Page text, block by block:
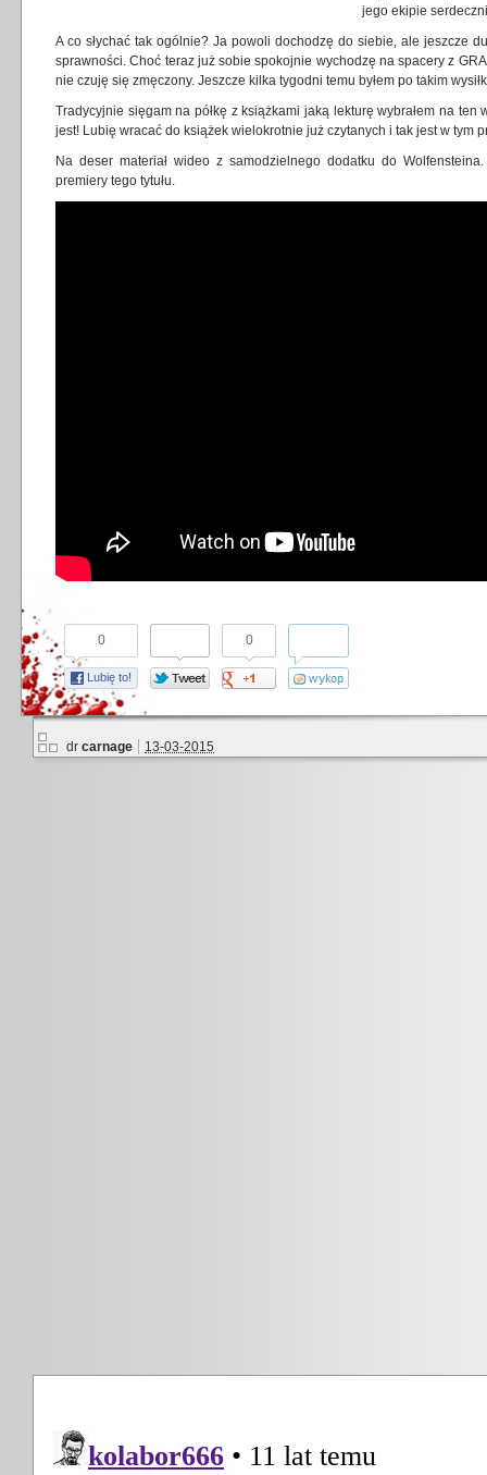
jego ekipie
A co słychać tak ogólnie? Ja powoli dochodzę do siebie, ale jeszcze
sprawności. Choć teraz już sobie spokojnie wychodzę na spacery z
nie czuję się zmęczony. Jeszcze kilka tygodni temu byłem po takim
Tradycyjnie sięgam na półkę z książkami jaką lekturę wybrałem na ten
jest! Lubię wracać do książek wielokrotnie już czytanych i tak jest w tym
Na deser materiał wideo z samodzielnego dodatku do
premiery tego tytułu.
0
Lubię to!
0
dr carnage 13-03-2015